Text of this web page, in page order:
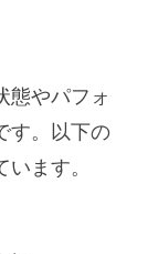
態やパフォ
す。以下の
ます。